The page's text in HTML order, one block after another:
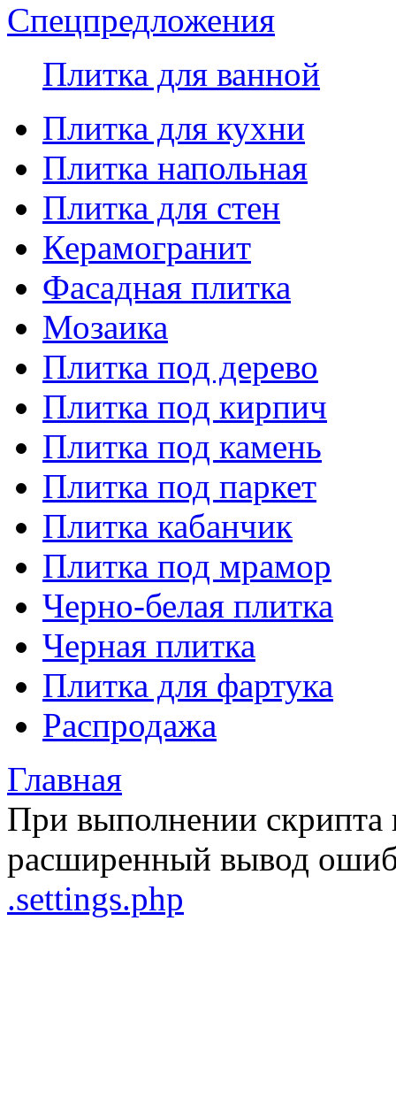
Спецпредложения
Плитка для ванной
Плитка для кухни
Плитка напольная
Плитка для стен
Керамогранит
Фасадная плитка
Мозаика
Плитка под дерево
Плитка под кирпич
Плитка под камень
Плитка под паркет
Плитка кабанчик
Плитка под мрамор
Черно-белая плитка
Черная плитка
Плитка для фартука
Распродажа
Главная
При выполнении
расширенный вывод
.settings.php